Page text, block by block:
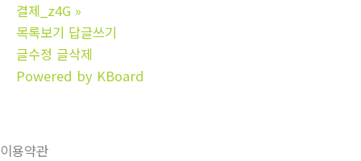
결제_z4G »
목록보기 답글쓰기
글수정 글삭제
Powered by KBoard
이용약관